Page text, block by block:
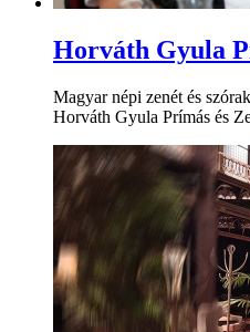
Horváth Gyula
Magyar népi zenét és
Horváth Gyula Prímás és